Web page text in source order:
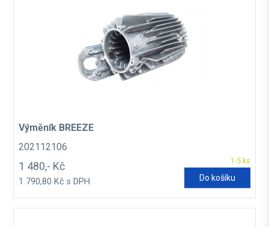
Výměník BREEZE
202112106
1-5 ks
1 480,- Kč
1 790,80 Kč s DPH Do košíku